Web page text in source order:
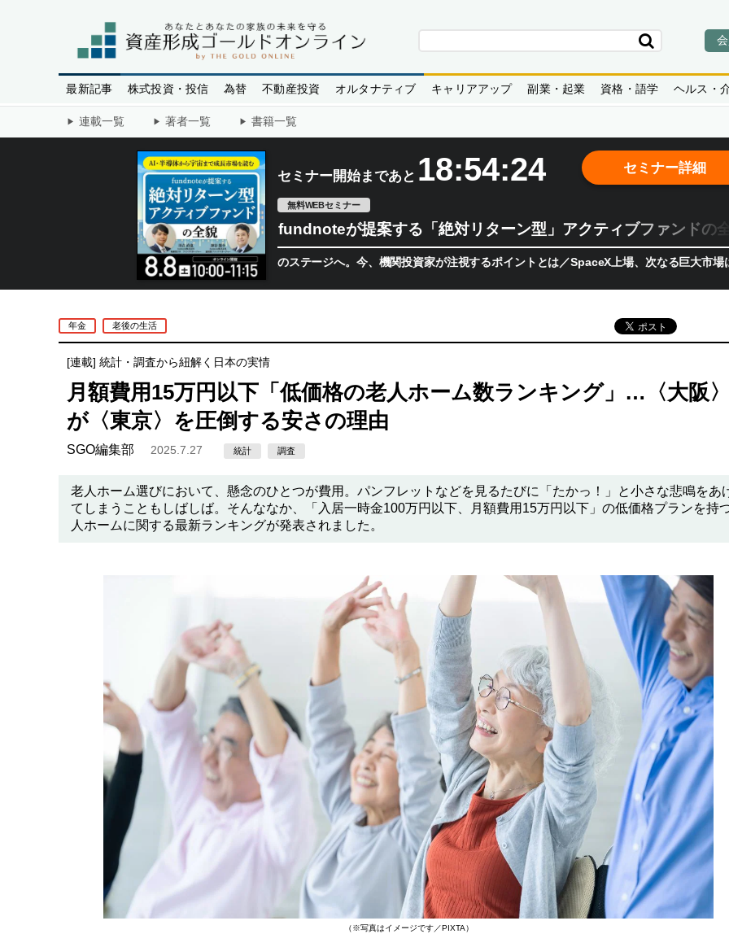
最新記事 株式投資・投信 為替 不動産投資 オルタナティブ キャリアアップ 副業・起業 資格・語学 ヘルス・
連載一覧 著者一覧 書籍一覧
セミナー開始まであと 18:54:22
無料WEBセミナー
fundnoteが提案する「絶対リターン型」アクティブファンドの
半導体相場は次のステージへ。今、機関投資家が注視するポイントとは／SpaceX上場、次なる巨大市場は「宇宙
セミナー詳細
年金 老後の生活
[連載] 統計・調査から紐解く日本の実情
月額費用15万円以下「低価格の老人ホーム数ランキング」…〈大阪
が〈東京〉を圧倒する安さの理由
SGO編集部 2025.7.27 統計 調査
老人ホーム選びにおいて、懸念のひとつが費用。パンフレットなどを見るたびに「たかっ！」と小さな悲鳴をあ
てしまうこともしばしば。そんななか、「入居一時金100万円以下、月額費用15万円以下」の低価格プランを持
人ホームに関する最新ランキングが発表されました。
（※写真はイメージです／PIXTA）